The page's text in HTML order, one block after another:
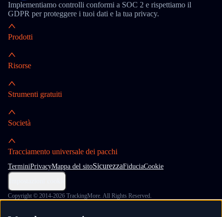
Implementiamo controlli conformi a SOC 2 e rispettiamo il
GDPR per proteggere i tuoi dati e la tua privacy.
Prodotti
Risorse
Strumenti gratuiti
Società
Tracciamento universale dei pacchi
TerminiPrivacyMappa del sitoSicurezzaFiduciaCookie
Copyright © 2014-2026 TrackingMore. All Rights Reserved.